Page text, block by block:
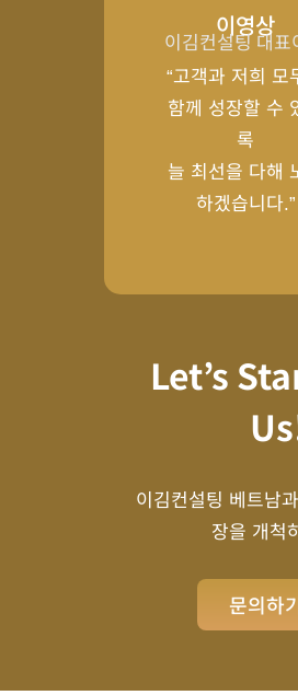
이영상
이김컨설팅 대표
“고객과 저희 모
함께 성장할 수
록
늘 최선을 다해
하겠습니다.”
Let’s
이김컨설팅 베트남
장을 개척
문의하